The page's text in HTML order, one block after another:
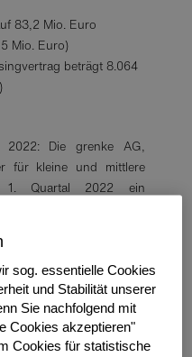
83,2 Mio. Euro
Mio. Euro)
beträgt 8.064
2022: Die grenke AG,
für kleine und mittlere
1. Quartal 2022 ein
2021: 365,8 Mio. Euro).
im ersten Quartal
2021 war das
dem vergleichbaren
sog. essentielle Cookies
und Stabilität unserer
Sie nachfolgend mit
Cookies akzeptieren"
Cookies für statistische